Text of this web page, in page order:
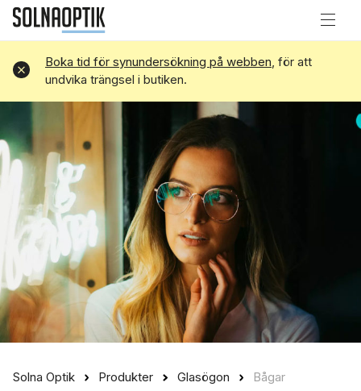
Boka tid för synundersökning på webben, för att
undvika trängsel i butiken.
Avvisa
Solna Optik Produkter Glasögon Bågar